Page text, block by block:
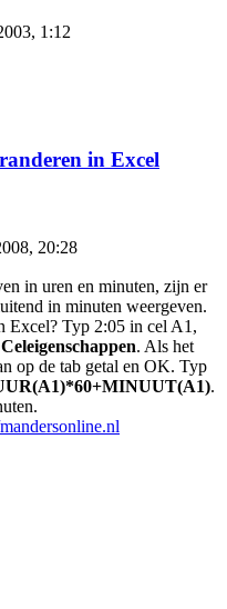
1:12
in Excel
20:28
in uren en minuten, zijn er
in minuten weergeven.
Excel? Typ 2:05 in cel A1,
. Als het
op de tab getal en OK. Typ
.